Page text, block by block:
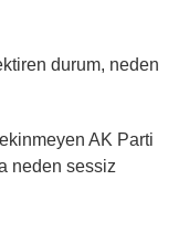
durum, neden
AK Parti
neden sessiz